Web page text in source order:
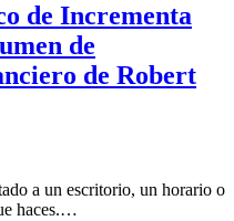
de Incrementa
de
de Robert
a un escritorio, un horario o
haces.…